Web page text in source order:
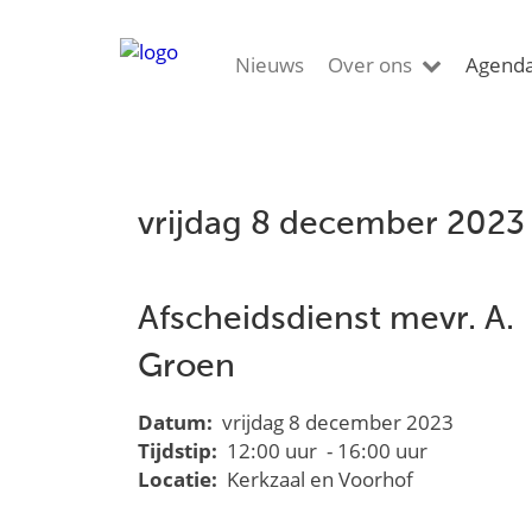
Nieuws Over ons
vrijdag 8 december 2023
Afscheidsdienst mevr. A.
Groen
Datum: vrijdag 8 december 2023
Tijdstip: 12:00 uur - 16:00 uur
Locatie: Kerkzaal en Voorhof